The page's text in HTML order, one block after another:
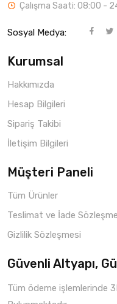
Çalışma Saati: 08:00 -
Sosyal Medya:
Kurumsal
Hakkımızda
Hesap Bilgileri
Sipariş Takibi
İletişim Bilgileri
Müşteri Paneli
Tüm Ürünler
Teslimat ve İade
Gizlilik Sözleşmesi
Güvenli Altyapı,
Tüm ödeme işlemlerinde